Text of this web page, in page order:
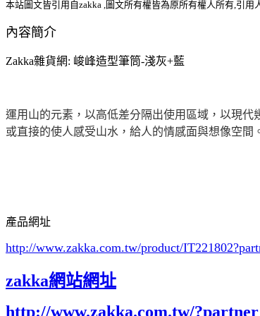
本站圖文皆引用自zakka ,圖文所有權皆為原所有權人所有,引用
內容簡介
Zakka雜貨網: 峻峰造型筆筒-淺灰+藍
運用山的元素，以高低差分隔出使用區域，以現
或直接的使人感受山水，給人的情感面與想像空間
產品網址
http://www.zakka.com.tw/product/IT221802
zakka網站網址
http://www.zakka.com.tw/